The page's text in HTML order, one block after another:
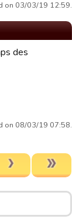
on 03/03/19 12:59.
des
on 08/03/19 07:58.